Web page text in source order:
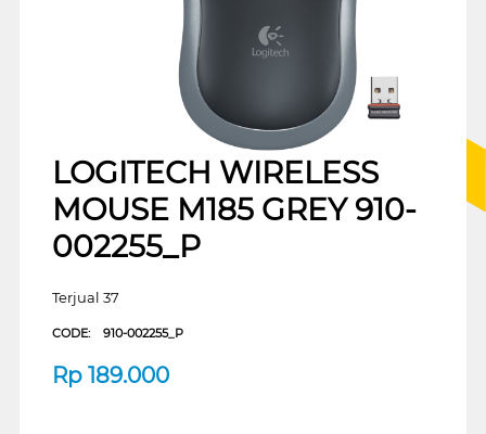
LOGITECH WIRELESS
MOUSE M185 GREY 910-
002255_P
Terjual 37
CODE: 910-002255_P
Rp 189.000